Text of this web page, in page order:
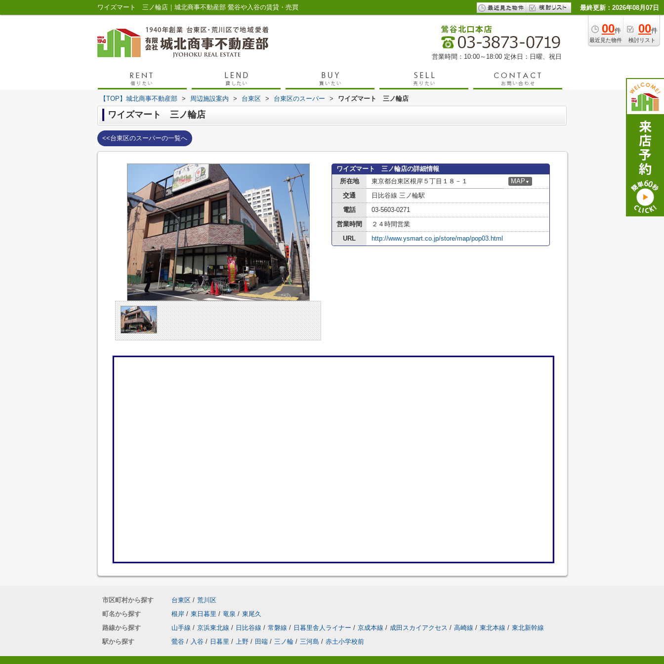
ワイズマート 三ノ輪店｜城北商事不動産部 鶯谷や入谷の賃貸・売買 最終更新：2026年08月07日
00件
最近見た物件
00件
検討リスト
営業時間：10:00～18:00 定休日：日曜、祝日
【TOP】城北商事不動産部 > 周辺施設案内 > 台東区 > 台東区のスーパー > ワイズマート 三ノ輪店
ワイズマート 三ノ輪店
<<台東区のスーパーの一覧へ
ワイズマート 三ノ輪店の詳細情報
所在地
東京都台東区根岸５丁目１８－１ MAP ▼
交通
日比谷線 三ノ輪駅
電話
03-5603-0271
営業時間
２４時間営業
URL
http://www.ysmart.co.jp/store/map/pop03.html
市区町村から探す 台東区 / 荒川区
町名から探す
根岸 / 東日暮里 / 竜泉 / 東尾久
路線から探す
山手線 / 京浜東北線 / 日比谷線 / 常磐線 / 日暮里舎人ライナー / 京成本線 / 成田スカイアクセス / 高崎線 / 東北本線 / 東北新幹線
駅から探す
鶯谷 / 入谷 / 日暮里 / 上野 / 田端 / 三ノ輪 / 三河島 / 赤土小学校前